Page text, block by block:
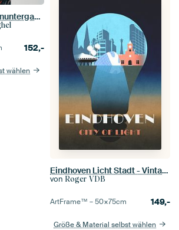
Parkhaus bei Sonnenuntergang in Eindhoven
152,-
wählen
Eindhoven Licht Stadt - Vintage-Poster
von Roger VDB
ArtFrame™ –50×75cm 149,-
Größe & Material selbst wählen